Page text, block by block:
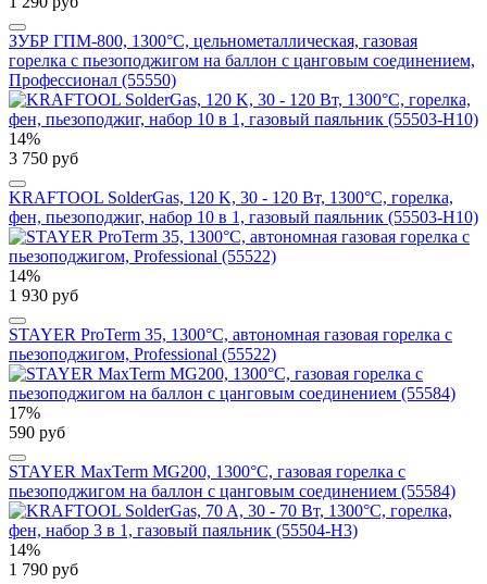
ЗУБР ГПМ-800, 1300°C, цельнометаллическая, газовая
горелка с пьезоподжигом на баллон с цанговым соединением,
Профессионал (55550)
14%
3 750 руб
KRAFTOOL SolderGas, 120 K, 30 - 120 Вт, 1300°С, горелка,
фен, пьезоподжиг, набор 10 в 1, газовый паяльник (55503-H10)
14%
1 930 руб
STAYER ProTerm 35, 1300°С, автономная газовая горелка с
пьезоподжигом, Professional (55522)
17%
590 руб
STAYER MaxTerm MG200, 1300°C, газовая горелка с
пьезоподжигом на баллон с цанговым соединением (55584)
14%
1 790 руб